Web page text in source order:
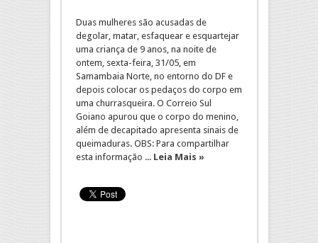
Duas mulheres são acusadas de
degolar, matar, esfaquear e esquartejar
uma criança de 9 anos, na noite de
ontem, sexta-feira, 31/05, em
Samambaia Norte, no entorno do DF e
depois colocar os pedaços do corpo em
uma churrasqueira. O Correio Sul
Goiano apurou que o corpo do menino,
além de decapitado apresenta sinais de
queimaduras. OBS: Para compartilhar
esta informação ... Leia Mais »